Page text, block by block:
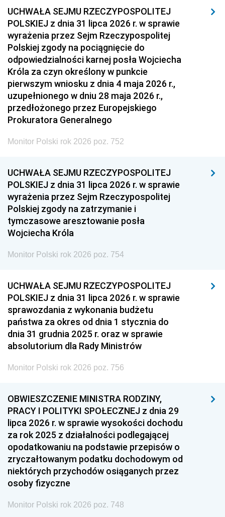
UCHWAŁA SEJMU RZECZYPOSPOLITEJ
POLSKIEJ z dnia 31 lipca 2026 r. w sprawie
wyrażenia przez Sejm Rzeczypospolitej
Polskiej zgody na pociągnięcie do
odpowiedzialności karnej posła Wojciecha
Króla za czyn określony w punkcie
pierwszym wniosku z dnia 4 maja 2026 r.,
uzupełnionego w dniu 28 maja 2026 r.,
przedłożonego przez Europejskiego
Prokuratora Generalnego
Monitor Polski rok 2026 poz. 752
UCHWAŁA SEJMU RZECZYPOSPOLITEJ
POLSKIEJ z dnia 31 lipca 2026 r. w sprawie
wyrażenia przez Sejm Rzeczypospolitej
Polskiej zgody na zatrzymanie i
tymczasowe aresztowanie posła
Wojciecha Króla
Monitor Polski rok 2026 poz. 754
UCHWAŁA SEJMU RZECZYPOSPOLITEJ
POLSKIEJ z dnia 31 lipca 2026 r. w sprawie
sprawozdania z wykonania budżetu
państwa za okres od dnia 1 stycznia do
dnia 31 grudnia 2025 r. oraz w sprawie
absolutorium dla Rady Ministrów
Monitor Polski rok 2026 poz. 756
OBWIESZCZENIE MINISTRA RODZINY,
PRACY I POLITYKI SPOŁECZNEJ z dnia 29
lipca 2026 r. w sprawie wysokości dochodu
za rok 2025 z działalności podlegającej
opodatkowaniu na podstawie przepisów o
zryczałtowanym podatku dochodowym od
niektórych przychodów osiąganych przez
osoby fizyczne
Monitor Polski rok 2026 poz. 748